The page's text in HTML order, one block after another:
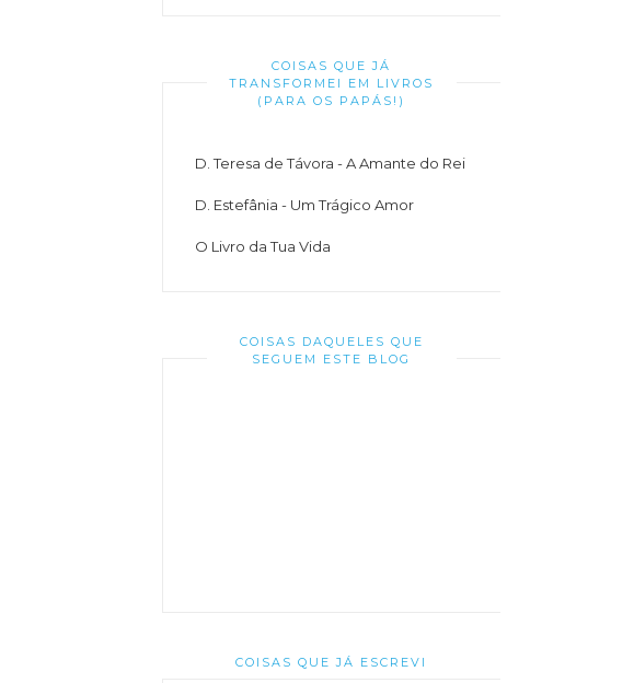
COISAS QUE JÁ
TRANSFORMEI EM LIVROS
(PARA OS PAPÁS!)
D. Teresa de Távora - A Amante do Rei
D. Estefânia - Um Trágico Amor
O Livro da Tua Vida
COISAS DAQUELES QUE
SEGUEM ESTE BLOG
COISAS QUE JÁ ESCREVI